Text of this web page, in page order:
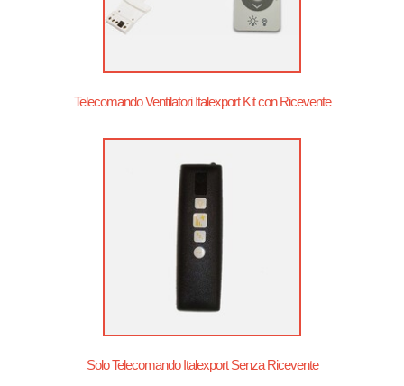
Telecomando Ventilatori Italexport Kit con Ricevente
Solo Telecomando Italexport Senza Ricevente